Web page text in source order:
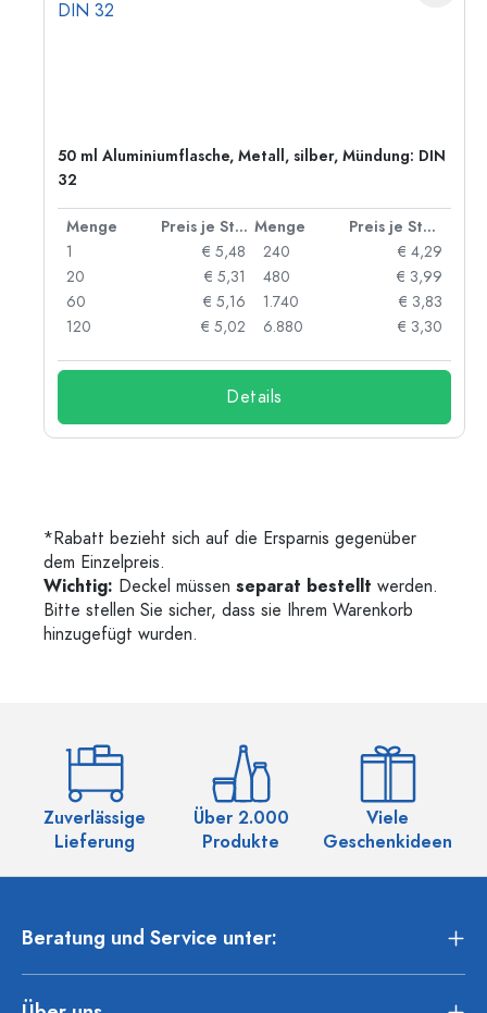
50 ml Aluminiumflasche, Metall, silber, Mündung: DIN
32
Menge Preis je Stück Menge
Preis je Stück
1
€ 5,48
20
€ 5,31
60
€ 5,16
120
€ 5,02
240
€ 4,29
480
€ 3,99
1.740
€ 3,83
6.880
€ 3,30
Details
*Rabatt bezieht sich auf die Ersparnis gegenüber
dem Einzelpreis.
Wichtig: Deckel müssen separat bestellt werden.
Bitte stellen Sie sicher, dass sie Ihrem Warenkorb
hinzugefügt wurden.
Zuverlässige
Lieferung
Über 2.000
Produkte
Viele
Geschenkideen
Beratung und Service unter: